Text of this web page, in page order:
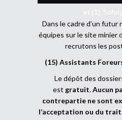
et (1)
Dans le cadre d’un
équipes sur le site minier
recrutons les
(15) Assistants
Le dépôt des
est gratuit.Aucun
contrepartie ne sont
l’acceptation ou du